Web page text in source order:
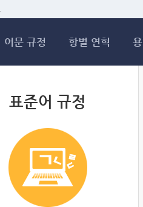
어문 규정 항별 연혁
표준어 규정